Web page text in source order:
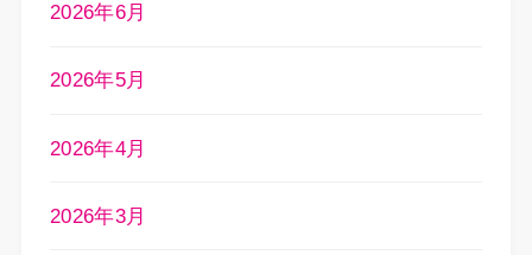
2026年6月
2026年5月
2026年4月
2026年3月